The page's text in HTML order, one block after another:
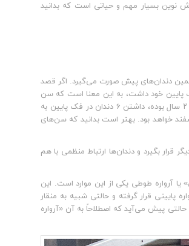
نوین بسیار مهم و حیاتی است که بدانید
گوسفند نیز از روی همین دندان‌های پیش صورت می‌گیرد. اگر قصد
که اگر گوسفند مورد نظر 2 دندانِ پیش دائمی در فک پایین خود داشت، به این معنا است که سن
آن در حدود ۱ سال است. اگر گوسفند دارای 4 دندان پیش دائمی در فک پایین بود، سن این گوسفند در حدود ۲ سال بوده، داشتن ۶ دندان در فک پایین به
داشتن ۸ دندان پیش دائمی در فک پایین نیز نشان‌دهنده ۴ سالگی گوسفند خواهد بود. بهتر است بدانید که سن‌های
قرار بگیرد و دندان‌ها ارتباط منظمی با هم
یا آرواره طوطی یکی از این موارد است. این
پایینی قرار گرفته و حالتی شبیه به منقار
حالتی پیش می‌آید که اصطلاحاً به آن «آرواره